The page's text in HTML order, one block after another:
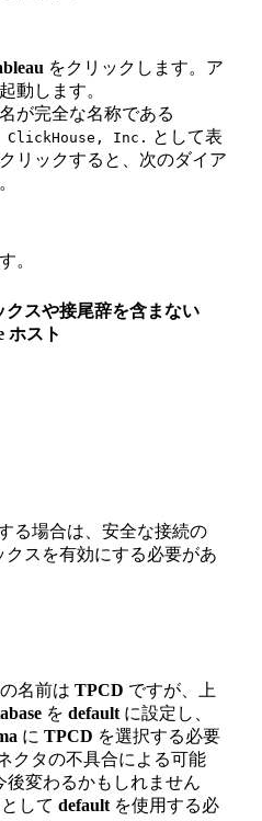
をクリックします。ア
動します。
が完全な名称である
ClickHouse, Inc. として表
リックすると、次のダイア
。
クスや接尾辞を含まない
ホスト
る場合は、安全な接続の
クスを有効にする必要があ
の名前は TPCD ですが、上
を default に設定し、
に TPCD を選択する必要
クタの不具合による可能
変わるかもしれません
して default を使用する必